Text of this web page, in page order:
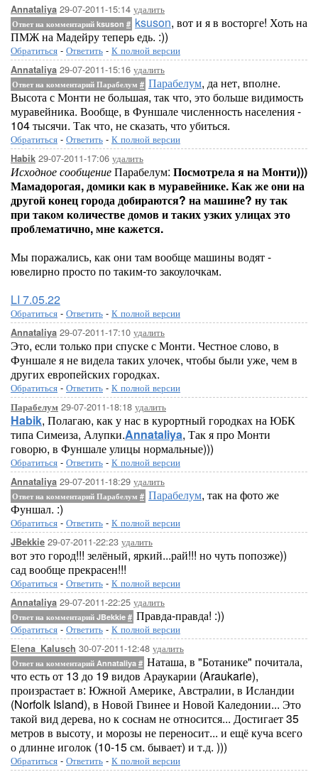
Annataliya 29-07-2011-15:14 удалить
Ответ на комментарий ksuson # ksuson, вот и я в восторге! Хоть на
ПМЖ на Мадейру теперь едь. :))
Обратиться - Ответить - К полной версии
Annataliya 29-07-2011-15:16 удалить
Ответ на комментарий Парабелум # Парабелум, да нет, вполне.
Высота с Монти не большая, так что, это больше видимость
муравейника. Вообще, в Фуншале численность населения -
104 тысячи. Так что, не сказать, что убиться.
Обратиться - Ответить - К полной версии
Habik 29-07-2011-17:06 удалить
Исходное сообщениеПарабелум: Посмотрела я на Монти)))
Мамадорогая, домики как в муравейнике. Как же они на
другой конец города добираются? на машине? ну так
при таком количестве домов и таких узких улицах это
проблематично, мне кажется.
Мы поражались, как они там вообще машины водят -
ювелирно просто по таким-то закоулочкам.
LI 7.05.22
Обратиться - Ответить - К полной версии
Annataliya 29-07-2011-17:10 удалить
Это, если только при спуске с Монти. Честное слово, в
Фуншале я не видела таких улочек, чтобы были уже, чем в
других европейских городках.
Обратиться - Ответить - К полной версии
Парабелум 29-07-2011-18:18 удалить
Habik, Полагаю, как у нас в курортный городках на ЮБК
типа Симеиза, Алупки.Annataliya, Так я про Монти
говорю, в Фуншале улицы нормальные)))
Обратиться - Ответить - К полной версии
Annataliya 29-07-2011-18:29 удалить
Ответ на комментарий Парабелум # Парабелум, так на фото же
Фуншал. :)
Обратиться - Ответить - К полной версии
JBekkie 29-07-2011-22:23 удалить
вот это город!!! зелёный, яркий...рай!!! но чуть попозже))
сад вообще прекрасен!!!
Обратиться - Ответить - К полной версии
Annataliya 29-07-2011-22:25 удалить
Ответ на комментарий JBekkie # Правда-правда! :))
Обратиться - Ответить - К полной версии
Elena_Kalusch 30-07-2011-12:48 удалить
Ответ на комментарий Annataliya # Наташа, в "Ботанике" почитала,
что есть от 13 до 19 видов Араукарии (Araukarie),
произрастает в: Южной Америке, Австралии, в Исландии
(Norfolk Island), в Новой Гвинее и Новой Каледонии... Это
такой вид дерева, но к соснам не относится... Достигает 35
метров в высоту, и морозы не переносит... и ещё куча всего
о длинне иголок (10-15 см. бывает) и т.д. )))
Обратиться - Ответить - К полной версии